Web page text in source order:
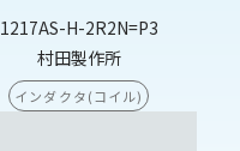
1217AS-H-2R2N=P3
村田製作所
インダクタ(コイル)